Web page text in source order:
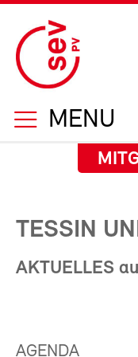
MENU
TESSIN
AKTUELLES
AGENDA